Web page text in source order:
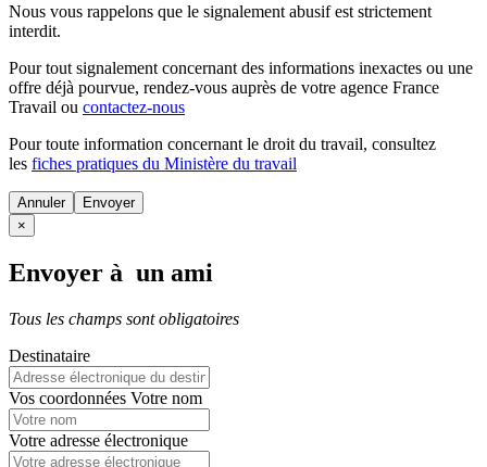
Nous vous rappelons que le signalement abusif est strictement
interdit.
Pour tout signalement concernant des informations inexactes ou une
offre déjà pourvue, rendez-vous auprès de votre agence France
Travail ou contactez-nous
Pour toute information concernant le droit du travail, consultez
les fiches pratiques du Ministère du travail
Annuler
×
Envoyer à un ami
Tous les champs sont obligatoires
Destinataire
Vos coordonnées Votre nom
Votre adresse électronique